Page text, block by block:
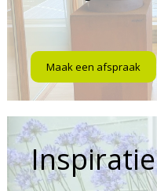
Maak een afspraak
Inspiratie